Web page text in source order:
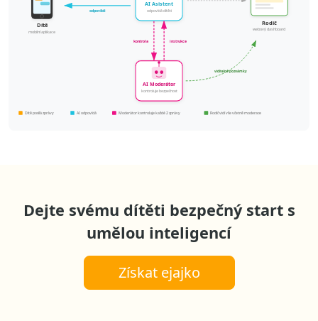
Dejte svému dítěti bezpečný start s
umělou inteligencí
Získat ejajko